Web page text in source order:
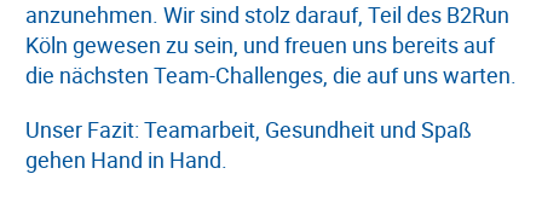
anzunehmen. Wir sind stolz darauf, Teil des B2Run
Köln gewesen zu sein, und freuen uns bereits auf
die nächsten Team-Challenges, die auf uns warten.
Unser Fazit: Teamarbeit, Gesundheit und Spaß
gehen Hand in Hand.